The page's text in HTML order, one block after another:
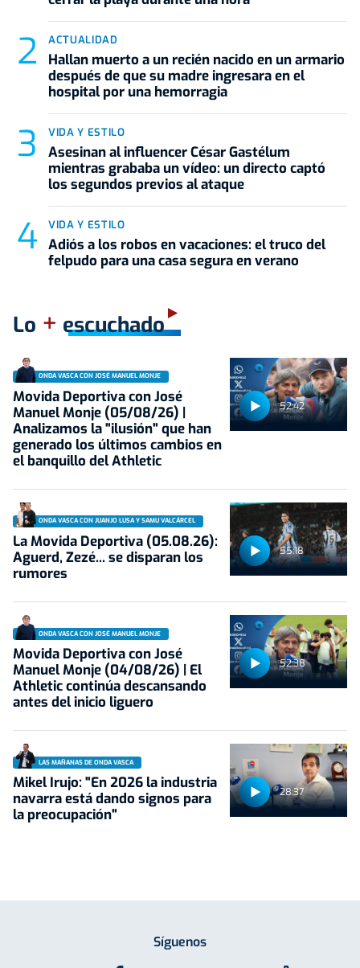
ACTUALIDAD
Hallan muerto a un recién nacido en un armario
después de que su madre ingresara en el
hospital por una hemorragia
VIDA Y ESTILO
Asesinan al influencer César Gastélum
mientras grababa un vídeo: un directo captó
los segundos previos al ataque
VIDA Y ESTILO
Adiós a los robos en vacaciones: el truco del
felpudo para una casa segura en verano
Lo + escuchado
52:42
ONDA VASCA CON JOSÉ MANUEL MONJE
Movida Deportiva con José
Manuel Monje (05/08/26) |
Analizamos la "ilusión" que han
generado los últimos cambios en
el banquillo del Athletic
55:18
ONDA VASCA CON JUANJO LUSA Y SAMU VALCÁRCEL
La Movida Deportiva (05.08.26):
Aguerd, Zezé... se disparan los
rumores
52:38
ONDA VASCA CON JOSÉ MANUEL MONJE
Movida Deportiva con José
Manuel Monje (04/08/26) | El
Athletic continúa descansando
antes del inicio liguero
28:37
LAS MAÑANAS DE ONDA VASCA
Mikel Irujo: "En 2026 la industria
navarra está dando signos para
la preocupación"
Síguenos